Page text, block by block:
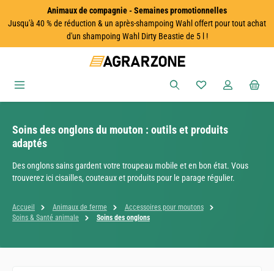
Passer au contenu principalAnimaux de compagnie - Semaines promotionnelles
Jusqu'à 40 % de réduction & un après-shampoing Wahl offert pour tout achat
d'un shampoing Wahl Dirty Beastie de 5 l !
Vous avez 0
Soins des onglons du mouton : outils et produits
adaptés
Des onglons sains gardent votre troupeau mobile et en bon état. Vous
trouverez ici cisailles, couteaux et produits pour le parage régulier.
Accueil Animaux de ferme
Accessoires pour moutons
Soins & Santé animale
Soins des onglons